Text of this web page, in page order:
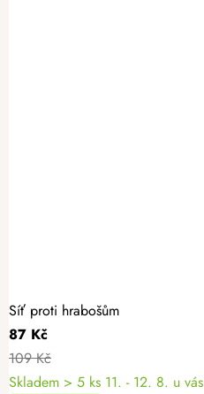
Síť proti hrabošům
87 Kč
109 Kč
Skladem > 5 ks 11. - 12. 8. u vás